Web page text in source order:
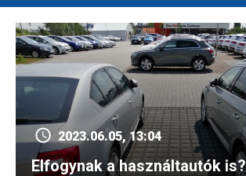
2023.06.05, 13:04
Elfogynak a használtautók is?